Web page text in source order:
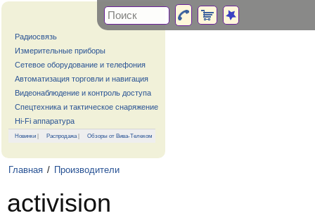
Радиосвязь
Измерительные приборы
Сетевое оборудование и телефония
Автоматизация торговли и навигация
Видеонаблюдение и контроль доступа
Спецтехника и тактическое снаряжение
Hi-Fi аппаратура
Новинки | Распродажа| Обзоры от Вива-Телеком
Главная / Производители
activision